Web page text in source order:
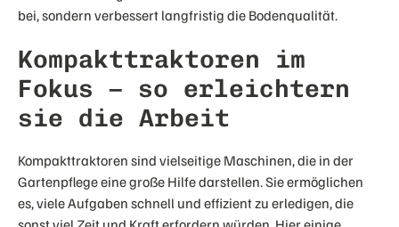
bei, sondern verbessert langfristig die Bodenqualität.
Kompakttraktoren im
Fokus – so erleichtern
sie die Arbeit
Kompakttraktoren sind vielseitige Maschinen, die in der
Gartenpflege eine große Hilfe darstellen. Sie ermöglichen
es, viele Aufgaben schnell und effizient zu erledigen, die